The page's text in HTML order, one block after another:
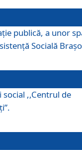
publică, a unor
Socială
,,Centrul de